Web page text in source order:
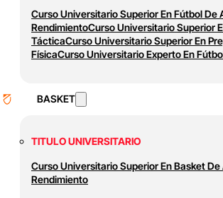
Curso Universitario Superior En Fútbol De
RendimientoCurso Universitario Superior
TácticaCurso Universitario Superior En
FísicaCurso Universitario Experto En
BASKET
TITULO UNIVERSITARIO
Curso Universitario Superior En Basket De
Rendimiento